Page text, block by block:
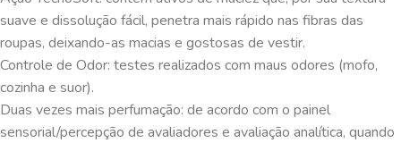
suave e dissolução fácil, penetra mais rápido nas fibras das
roupas, deixando-as macias e gostosas de vestir.
Controle de Odor: testes realizados com maus odores (mofo,
cozinha e suor).
Duas vezes mais perfumação: de acordo com o painel
sensorial/percepção de avaliadores e avaliação analítica, quando